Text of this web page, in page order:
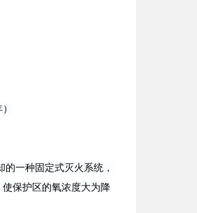
一种固定式灭火系统，
保护区的氧浓度大为降